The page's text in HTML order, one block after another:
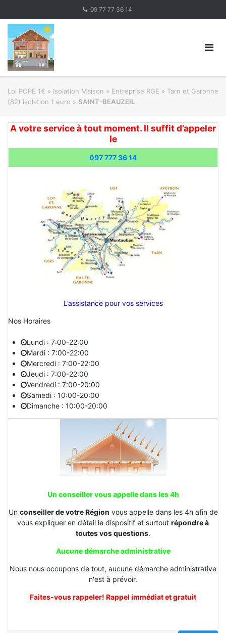
content
09 77 77 36 14
Loi POPE 1€ » Isolation Maison » Entreprise RGE » Tarn et Garonne
(82) isolation 1 euro » SAINT-BEAUZEIL
A votre service à tout moment. Il suffit d’appeler
le
097 777 36 14
L’assistance pour vos services
Nos Horaires
Lundi : 7:00-22:00
Mardi : 7:00-22:00
Mercredi : 7:00-22:00
Jeudi : 7:00-22:00
Vendredi : 7:00-20:00
Samedi : 10:00-20:00
Dimanche : 10:00-20:00
Un conseiller vous appelle dans les 4h
Un conseiller de votre Région vous appelle dans les 4h afin de
vous expliquer en détail le dispositif et surtout répondre à
toutes vos questions.
Aucune démarche administrative
Nous nous occupons de tout, aucune démarche administrative
n'est à prévoir.
Faites-vous rappeler! Rappel immédiat et gratuit